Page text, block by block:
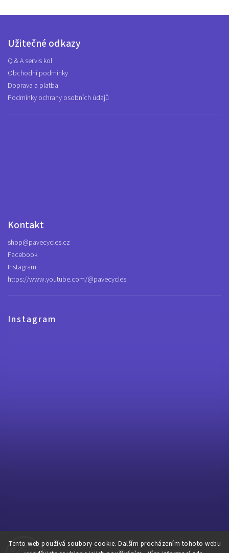
Tento web používá soubory cookie. Dalším procházením tohoto webu
Užitečné odkazy
Q & A servis kol
Obchodní podmínky
Doprava a platba
Podmínky ochrany osobních údajů
Kontakt
shop@pavecycles.cz
Facebook
Instagram
https://www.youtube.com/@pavecycles
Instagram
Sledovat na Instagramu